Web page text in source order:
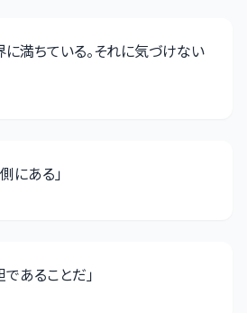
満ちている。それに気づけない
にある」
であることだ」